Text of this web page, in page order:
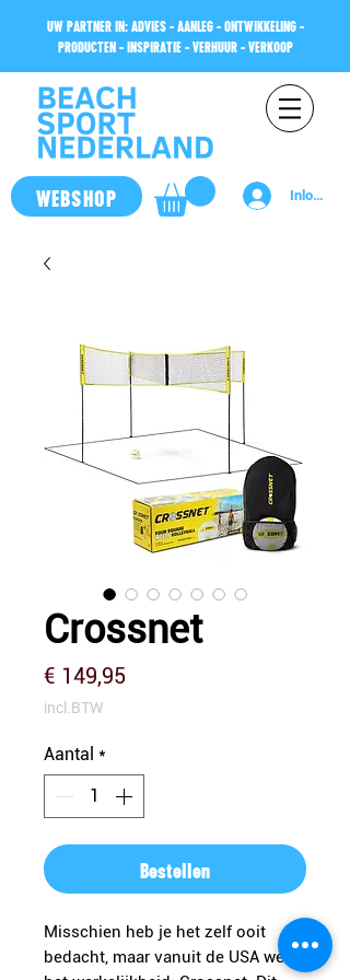
UW PARTNER IN: ADVIES - AANLEG - ONTWIKKELING -
PRODUCTEN - INSPIRATIE - VERHUUR - VERKOOP
WEBSHOP Inloggen
Crossnet
€ 149,95Prijs
incl.BTW
Aantal *
Bestellen
Misschien heb je het zelf ooit
bedacht, maar vanuit de USA werd